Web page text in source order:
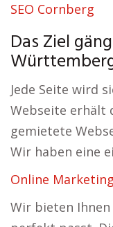
SEO Cornberg
Das Ziel
Jede Seite wird
Webseite erhält
gemietete
Wir haben eine
Online
Wir bieten